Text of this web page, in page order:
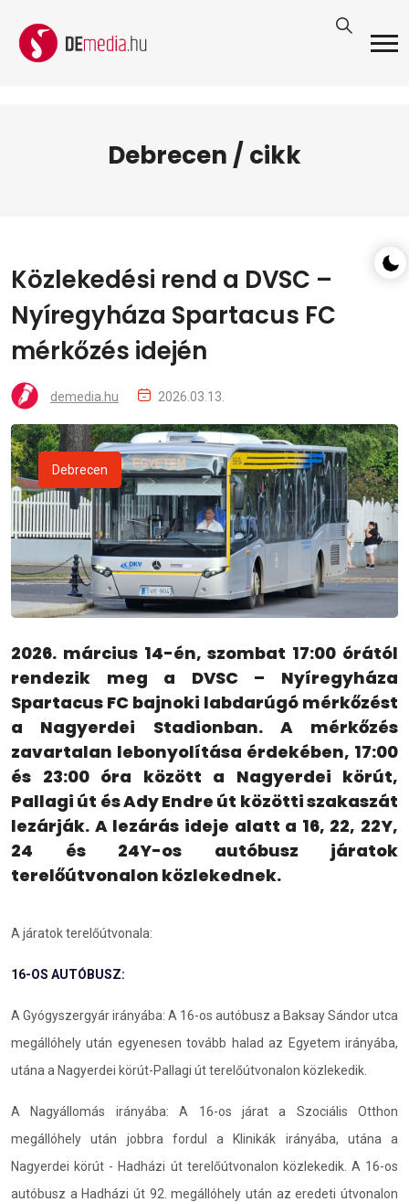
Debrecen / cikk
Közlekedési rend a DVSC –
Nyíregyháza Spartacus FC
mérkőzés idején
demedia.hu 2026.03.13.
Debrecen
2026. március 14-én, szombat 17:00 órától
rendezik meg a DVSC – Nyíregyháza
Spartacus FC bajnoki labdarúgó mérkőzést
a Nagyerdei Stadionban. A mérkőzés
zavartalan lebonyolítása érdekében, 17:00
és 23:00 óra között a Nagyerdei körút,
Pallagi út és Ady Endre út közötti szakaszát
lezárják. A lezárás ideje alatt a 16, 22, 22Y,
24 és 24Y-os autóbusz járatok
terelőútvonalon közlekednek.
A járatok terelőútvonala:
16-OS AUTÓBUSZ:
A Gyógyszergyár irányába: A 16-os autóbusz a Baksay Sándor utca
megállóhely után egyenesen tovább halad az Egyetem irányába,
utána a Nagyerdei körút-Pallagi út terelőútvonalon közlekedik.
A Nagyállomás irányába: A 16-os járat a Szociális Otthon
megállóhely után jobbra fordul a Klinikák irányába, utána a
Nagyerdei körút - Hadházi út terelőútvonalon közlekedik. A 16-os
autóbusz a Hadházi út 92. megállóhely után az eredeti útvonalon